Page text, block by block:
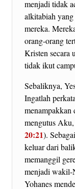
menjadi tidak
alkitabiah
mereka.
orang-orang
Kristen secara
tidak ikut
Sebaliknya,
Ingatlah
menampakkan
mengutus
20:21).
keluar dari
memanggil
menjadi wakil-
Yohanes